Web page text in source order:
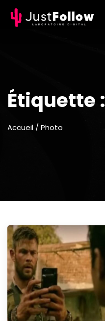
Étiquette :
Accueil / Photo